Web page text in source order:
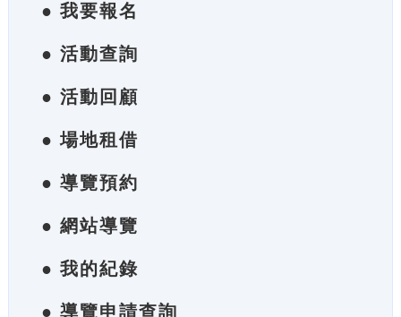
● 我要報名
● 活動查詢
● 活動回顧
● 場地租借
● 導覽預約
● 網站導覽
● 我的紀錄
● 導覽申請查詢